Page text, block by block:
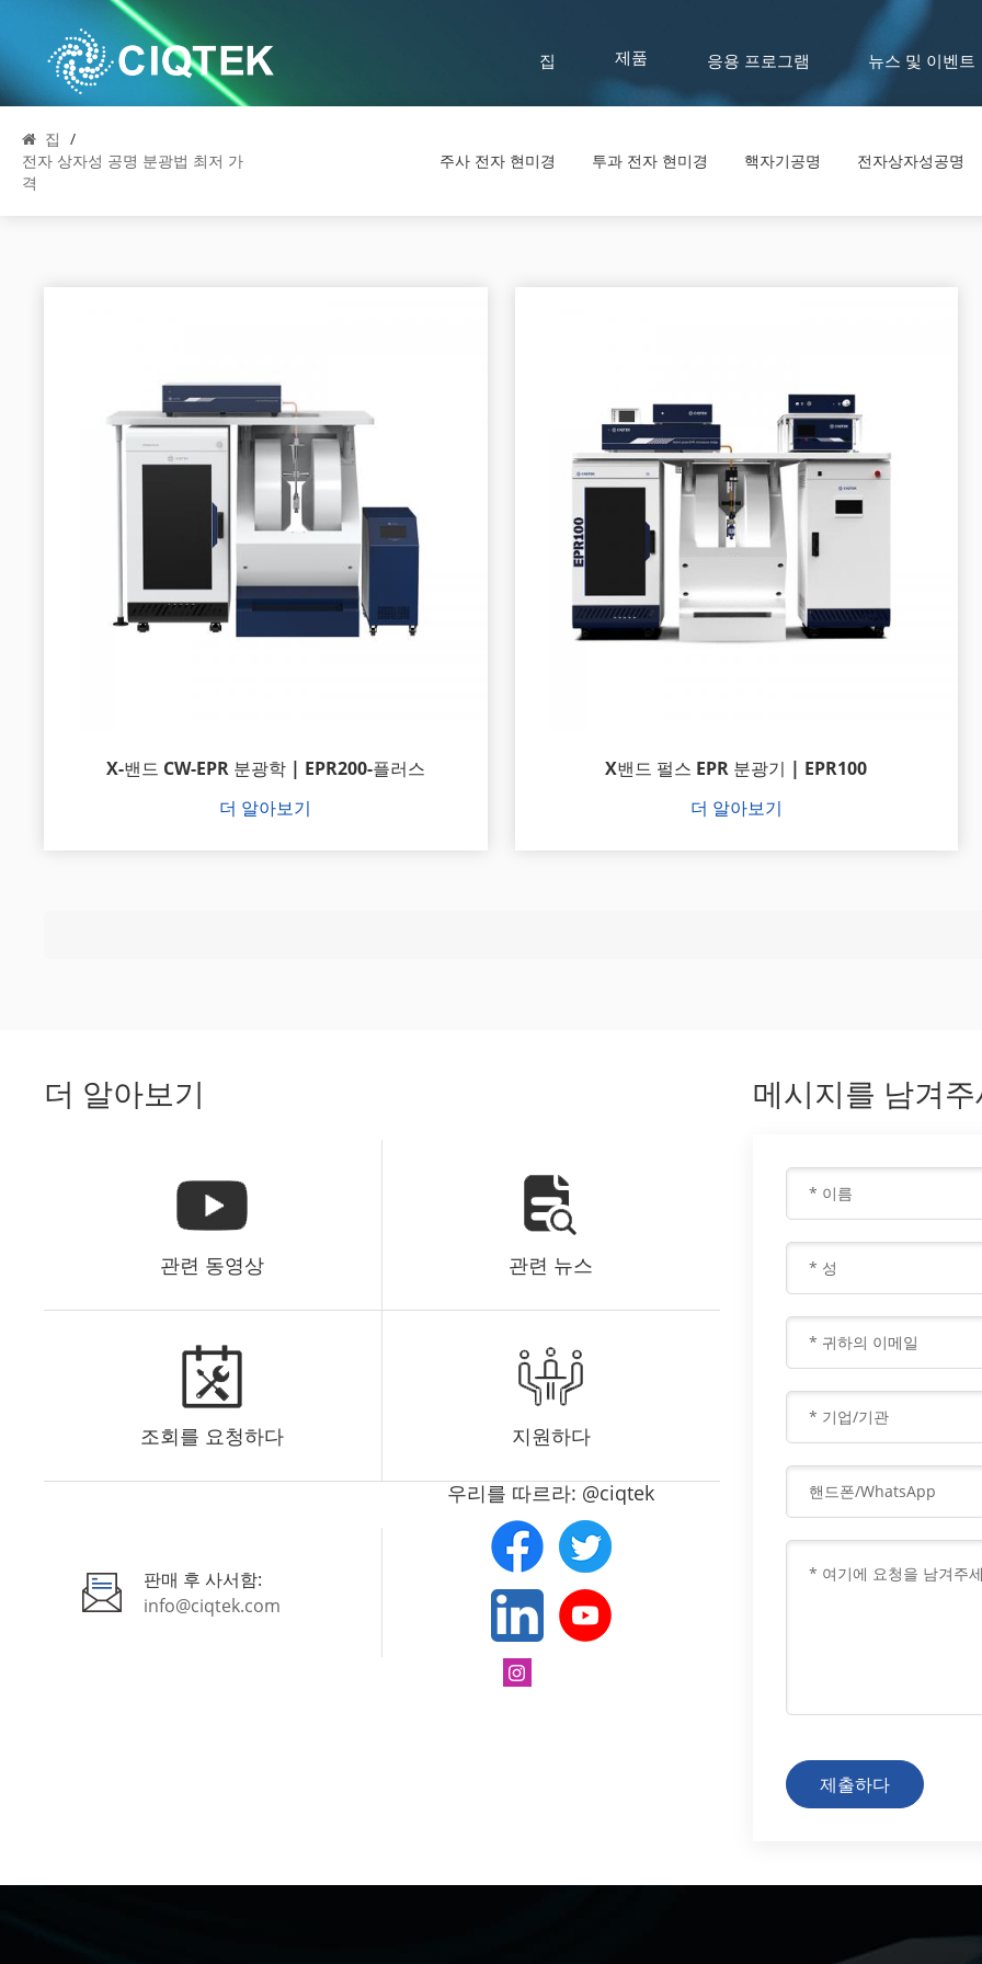
집 제품 응용 프로그램 뉴스 및 이벤트
집 /
전자 상자성 공명 분광법 최저 가
격
주사 전자 현미경 투과 전자 현미경 핵자기공명 전자상자성공명
X-밴드 CW-EPR 분광학 | EPR200-플러스
더 알아보기
X밴드 펄스 EPR 분광기 | EPR100
더 알아보기
더 알아보기
관련 동영상 관련 뉴스
조회를 요청하다 지원하다
판매 후 사서함:
info@ciqtek.com
우리를 따르라: @ciqtek
메시지를 남겨
제출하다